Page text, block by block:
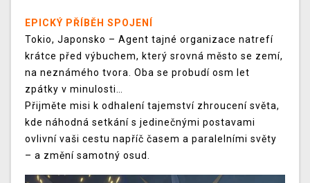
EPICKÝ PŘÍBĚH SPOJENÍ
Tokio, Japonsko – Agent tajné organizace natrefí
krátce před výbuchem, který srovná město se zemí,
na neznámého tvora. Oba se probudí osm let
zpátky v minulosti…
Přijměte misi k odhalení tajemství zhroucení světa,
kde náhodná setkání s jedinečnými postavami
ovlivní vaši cestu napříč časem a paralelními světy
– a změní samotný osud.